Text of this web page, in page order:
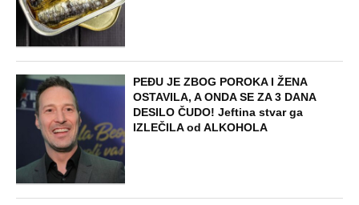
PEĐU JE ZBOG POROKA I ŽENA
OSTAVILA, A ONDA SE ZA 3 DANA
DESILO ČUDO! Jeftina stvar ga
IZLEČILA od ALKOHOLA